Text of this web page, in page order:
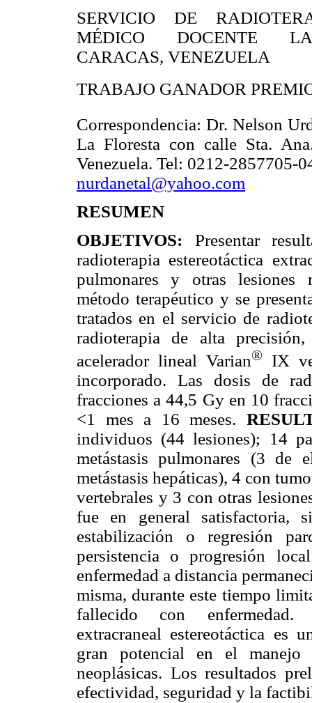
SERVICIO DE
MÉDICO DOCENTE
CARACAS, VENEZUELA
TRABAJO GANADOR
Correspondencia: Dr. Nelson
La Floresta con calle Sta.
Venezuela. Tel: 0212-2857705-
nurdanetal@yahoo.com
RESUMEN
OBJETIVOS: Presentar
radioterapia estereotáctica
pulmonares y otras lesiones
método terapéutico y se
tratados en el servicio de
radioterapia de alta
acelerador lineal Varian®
IX
incorporado. Las dosis de
fracciones a 44,5 Gy en 10
<1 mes a 16 meses.
individuos (44 lesiones); 14
metástasis pulmonares (3 de
metástasis hepáticas), 4 con
vertebrales y 3 con otras
fue en general satisfactoria,
estabilización o regresión
persistencia o progresión
enfermedad a distancia
misma, durante este tiempo
fallecido con
extracraneal estereotáctica es
gran potencial en el manejo
neoplásicas. Los resultados
efectividad, seguridad y la